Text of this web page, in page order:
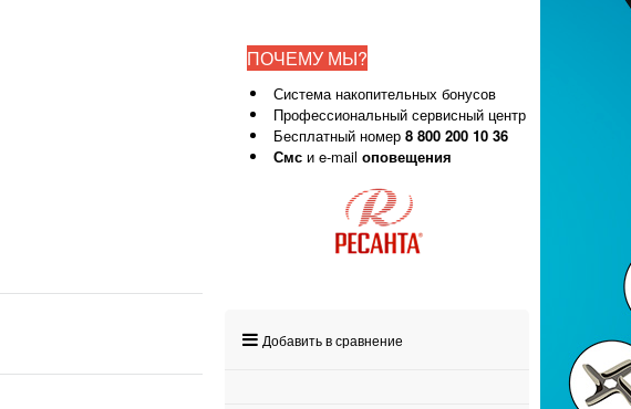
ПОЧЕМУ МЫ?
Система накопительных бонусов
Профессиональный сервисный центр
Бесплатный номер 8 800 200 10 36
Смс и e-mail оповещения
Добавить в сравнение